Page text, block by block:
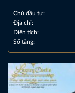
Chủ đầu tư:
Địa chỉ:
Diện tích:
Số tầng: